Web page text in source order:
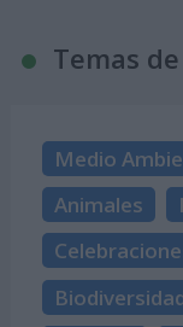
Temas
Medio
Animales